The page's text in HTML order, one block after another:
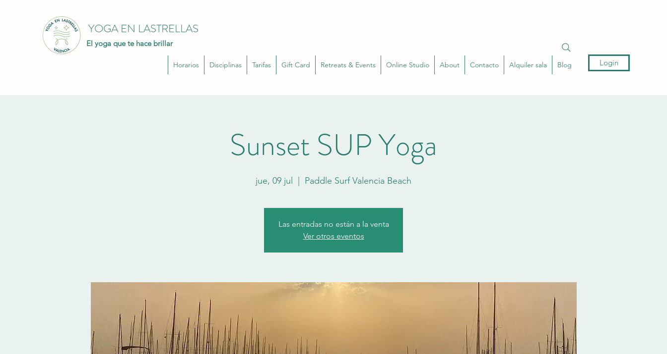
YOGA EN LASTRELLAS
El yoga que te hace brillar
Login
Horarios Disciplinas Tarifas Gift Card Retreats & Events Online Studio About Contacto Alquiler sala Blog
Sunset SUP Yoga
jue, 09 jul Paddle Surf Valencia Beach
Las entradas no están a la venta
Ver otros eventos